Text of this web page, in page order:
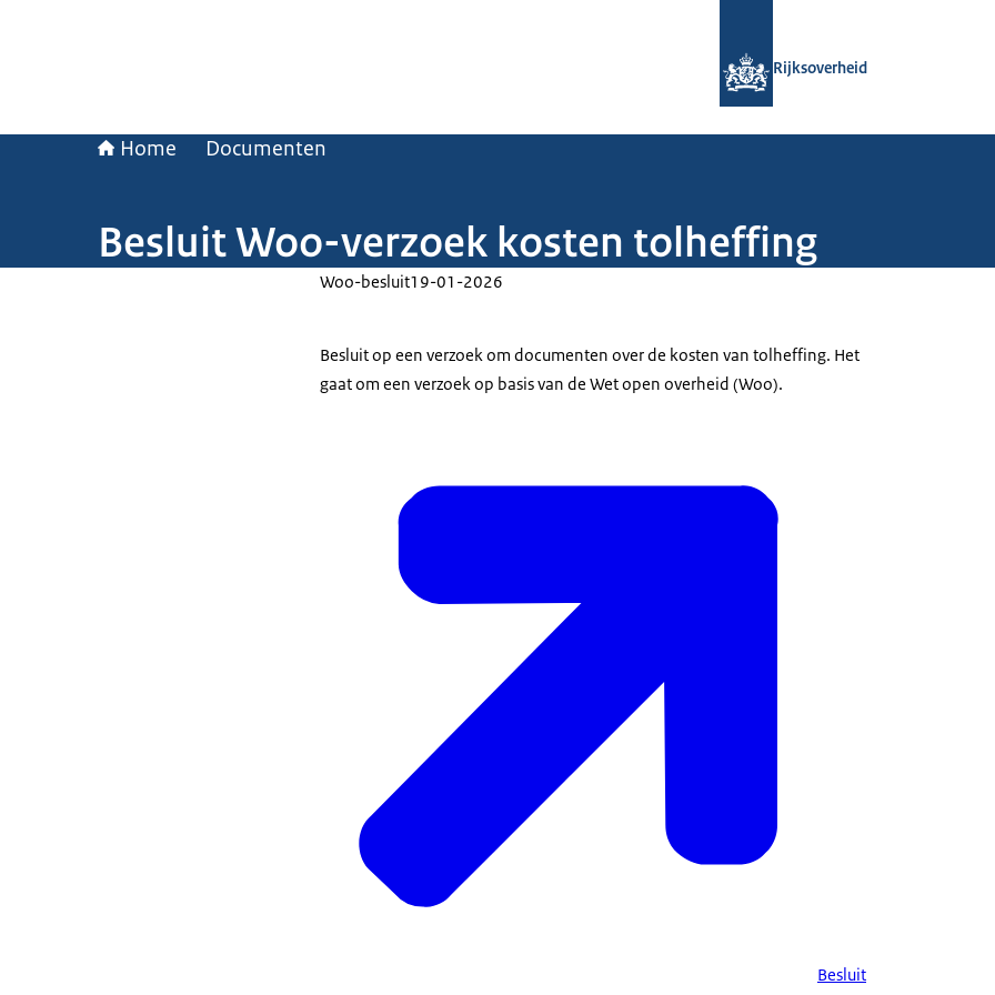
Rijksoverheid
Home Documenten
Besluit Woo-verzoek kosten tolheffing
Woo-besluit19-01-2026
Besluit op een verzoek om documenten over de kosten van tolheffing. Het
gaat om een verzoek op basis van de Wet open overheid (Woo).
Besluit